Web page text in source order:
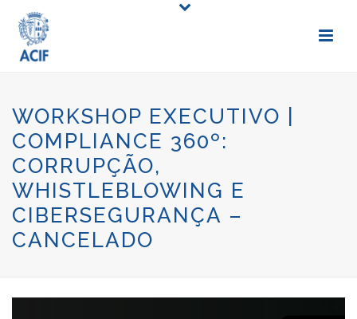
WORKSHOP EXECUTIVO |
COMPLIANCE 360º:
CORRUPÇÃO,
WHISTLEBLOWING E
CIBERSEGURANÇA –
CANCELADO